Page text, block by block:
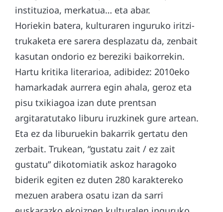
instituzioa, merkatua… eta abar.
Horiekin batera, kulturaren inguruko iritzi-
trukaketa ere sarera desplazatu da, zenbait
kasutan ondorio ez bereziki baikorrekin.
Hartu kritika literarioa, adibidez: 2010eko
hamarkadak aurrera egin ahala, geroz eta
pisu txikiagoa izan dute prentsan
argitaratutako liburu iruzkinek gure artean.
Eta ez da liburuekin bakarrik gertatu den
zerbait. Trukean, “gustatu zait / ez zait
gustatu” dikotomiatik askoz haragoko
biderik egiten ez duten 280 karaktereko
mezuen arabera osatu izan da sarri